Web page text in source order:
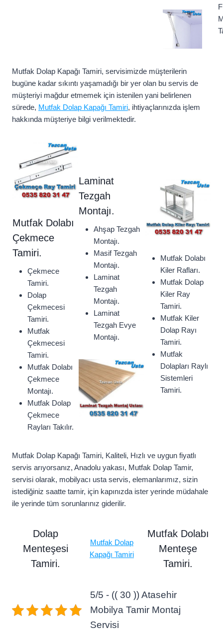
Mutfak Dolap Kapağı Tamiri, servisimizde müşterilerin
bugüne kadar sıkıntı yaşamadığı bir yer olan bu servis de
müşteriyi mağdur etmemek için istenilen yani belirlenen
sürede, Mutfak Dolap Kapağı Tamiri, ihtiyaçlarınızda işlem
hakkında müşteriye bilgi verilmektedir.
Mutfak Dolabı
Çekmece
Tamiri.
Çekmece
Tamiri.
Dolap
Çekmecesi
Tamiri.
Mutfak
Çekmecesi
Tamiri.
Mutfak Dolabı
Çekmece
Montajı.
Mutfak Dolap
Çekmece
Rayları Takılır.
Laminat
Tezgah
Montajı.
Ahşap Tezgah
Montajı.
Masif Tezgah
Montajı.
Laminat
Tezgah
Montajı.
Laminat
Tezgah Evye
Montajı.
Mutfak Dolabı
Kiler Rafları.
Mutfak Dolap
Kiler Ray
Tamiri.
Mutfak Kiler
Dolap Rayı
Tamiri.
Mutfak
Dolapları Raylı
Sistemleri
Tamiri.
Mutfak Dolap Kapağı Tamiri, Kaliteli, Hızlı ve uygun fiyatlı
servis arıyorsanız, Anadolu yakası, Mutfak Dolap Tamir,
servisi olarak, mobilyacı usta servis, elemanlarımız, sizin
istediğiniz saatte tamir, için kapınızda ister yerinde müdahale
ile yerinde tüm sorunlarınız giderilir.
Dolap
Menteşesi
Tamiri.
Mutfak Dolap
Kapağı Tamiri
Mutfak Dolabı
Menteşe
Tamiri.
5/5 - (( 30 )) Atasehir
Mobilya Tamir Montaj
Servisi